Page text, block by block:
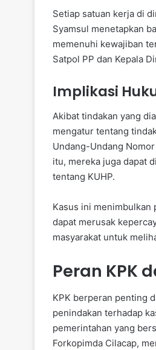
Setiap satuan kerja di
Syamsul menetapkan
memenuhi kewajiban
Satpol PP dan Kepala
Implikasi
Akibat tindakan yang
mengatur tentang
Undang-Undang
itu, mereka juga dapat
tentang KUHP.
Kasus ini menimbulkan
dapat merusak
masyarakat untuk
Peran KPK
KPK berperan penting
penindakan terhadap
pemerintahan yang
Forkopimda Cilacap,